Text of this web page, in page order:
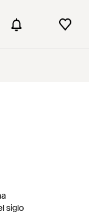
siglo